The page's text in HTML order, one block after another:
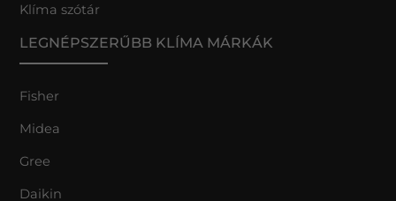
Klíma szótár
LEGNÉPSZERŰBB KLÍMA MÁRKÁK
Fisher
Midea
Gree
Daikin